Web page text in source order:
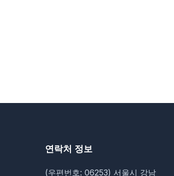
연락처 정보
(우편번호: 06253) 서울시 강남